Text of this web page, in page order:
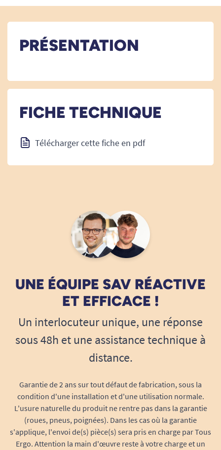
PRÉSENTATION
FICHE TECHNIQUE
Télécharger cette fiche en pdf
UNE ÉQUIPE SAV RÉACTIVE
ET EFFICACE !
Un interlocuteur unique, une réponse
sous 48h et une assistance technique à
distance.
Garantie de 2 ans sur tout défaut de fabrication, sous la
condition d'une installation et d'une utilisation normale.
L'usure naturelle du produit ne rentre pas dans la garantie
(roues, pneus, poignées). Dans les cas où la garantie
s'applique, l'envoi de(s) pièce(s) sera pris en charge par Tous
Ergo. Attention la main d'œuvre reste à votre charge et un